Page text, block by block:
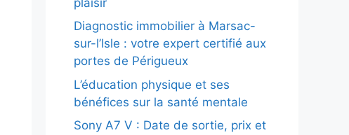
Diagnostic immobilier à Marsac-
sur-l’Isle : votre expert certifié aux
portes de Périgueux
L’éducation physique et ses
bénéfices sur la santé mentale
Sony A7 V : Date de sortie, prix et